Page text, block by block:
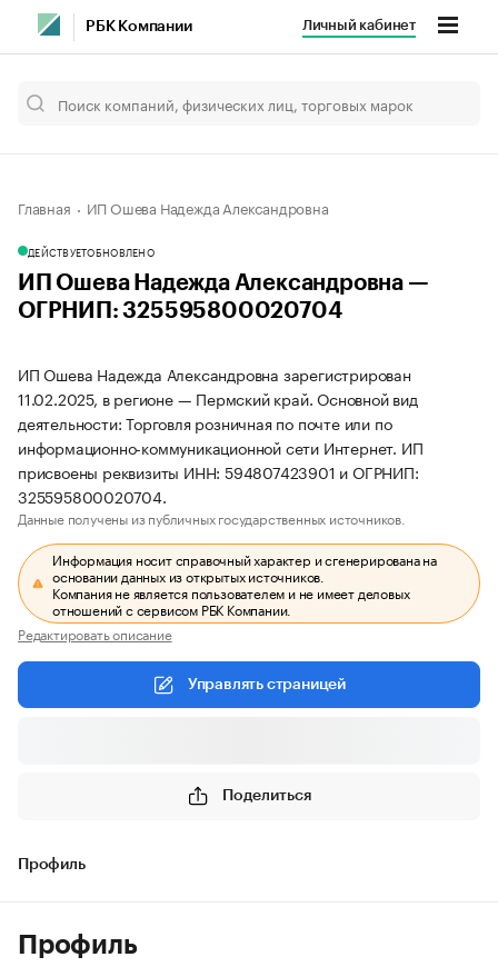
РБК Компании Личный кабинет
Главная ИП Ошева Надежда Александровна
ДЕЙСТВУЕТОБНОВЛЕНО
ИП Ошева Надежда Александровна —
ОГРНИП: 325595800020704
ИП Ошева Надежда Александровна зарегистрирован
11.02.2025, в регионе — Пермский край. Основной вид
деятельности: Торговля розничная по почте или по
информационно-коммуникационной сети Интернет. ИП
присвоены реквизиты ИНН: 594807423901 и ОГРНИП:
325595800020704.
Данные получены из публичных государственных источников.
Информация носит справочный характер и сгенерирована на
основании данных из открытых источников.
Компания не является пользователем и не имеет деловых
отношений с сервисом РБК Компании.
Редактировать описание
Управлять страницей
Поделиться
Профиль
Профиль